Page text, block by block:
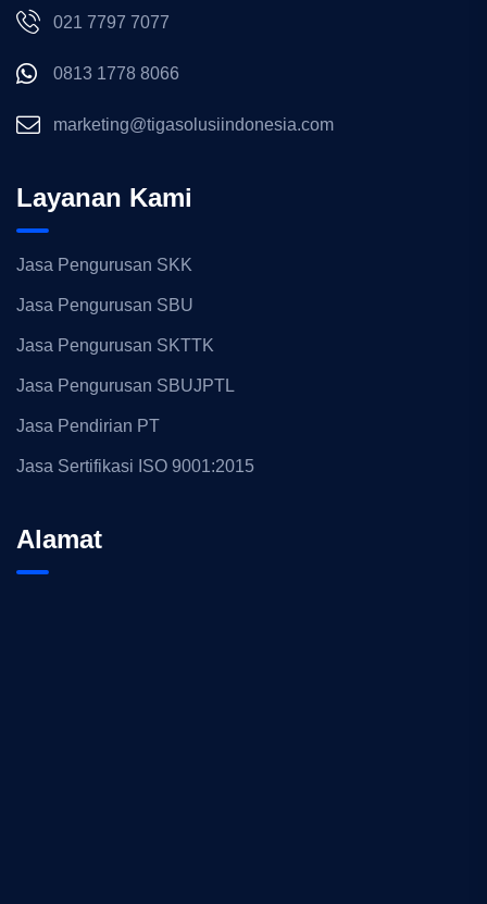
021 7797 7077
0813 1778 8066
marketing@tigasolusiindonesia.com
Layanan Kami
Jasa Pengurusan SKK
Jasa Pengurusan SBU
Jasa Pengurusan SKTTK
Jasa Pengurusan SBUJPTL
Jasa Pendirian PT
Jasa Sertifikasi ISO 9001:2015
Alamat